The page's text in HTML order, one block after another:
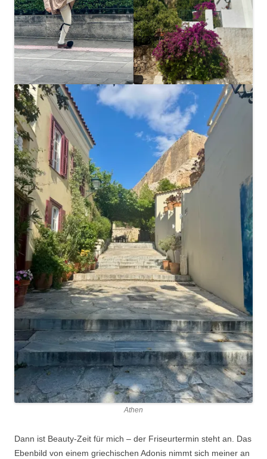
Athen
Dann ist Beauty-Zeit für mich – der Friseurtermin steht an. Das
Ebenbild von einem griechischen Adonis nimmt sich meiner an